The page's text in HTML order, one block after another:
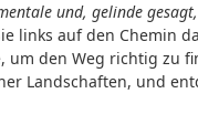
und, gelinde
links auf den Chemin
den Weg richtig zu
Landschaften, und